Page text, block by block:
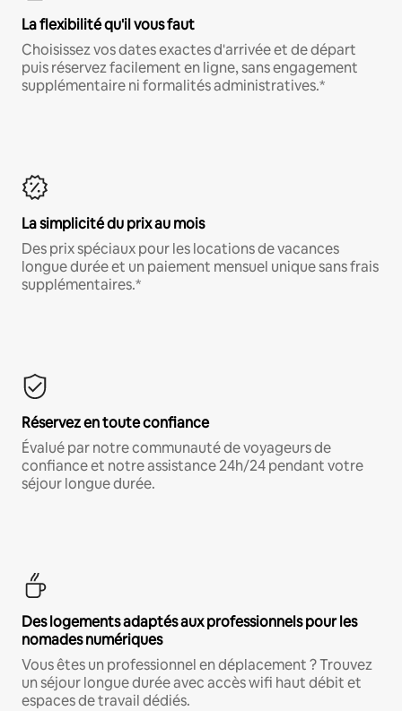
La flexibilité qu'il vous faut
Choisissez vos dates exactes d'arrivée et de départ
puis réservez facilement en ligne, sans engagement
supplémentaire ni formalités administratives.*
La simplicité du prix au mois
Des prix spéciaux pour les locations de vacances
longue durée et un paiement mensuel unique sans frais
supplémentaires.*
Réservez en toute confiance
Évalué par notre communauté de voyageurs de
confiance et notre assistance 24h/24 pendant votre
séjour longue durée.
Des logements adaptés aux professionnels pour les
nomades numériques
Vous êtes un professionnel en déplacement ? Trouvez
un séjour longue durée avec accès wifi haut débit et
espaces de travail dédiés.